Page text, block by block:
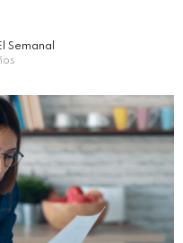
Semanal